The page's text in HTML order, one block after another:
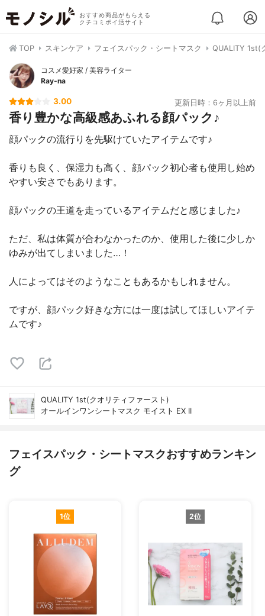
おすすめ商品がもらえる
クチコミポイ活サイト
TOP スキンケア フェイスパック・シートマスク QUALITY 1st(
コスメ愛好家 / 美容ライター
Ray-na
3.00 更新日時：6ヶ月以上前
香り豊かな高級感あふれる顔パック♪
顔パックの流行りを先駆けていたアイテムです♪
香りも良く、保湿力も高く、顔パック初心者も使用し始め
やすい安さでもあります。
顔パックの王道を走っているアイテムだと感じました♪
ただ、私は体質が合わなかったのか、使用した後に少しか
ゆみが出てしまいました…！
人によってはそのようなこともあるかもしれません。
ですが、顔パック好きな方には一度は試してほしいアイテ
ムです♪
QUALITY 1st(クオリティファースト)
オールインワンシートマスク モイスト EX II
フェイスパック・シートマスクおすすめランキン
グ
1位 2位